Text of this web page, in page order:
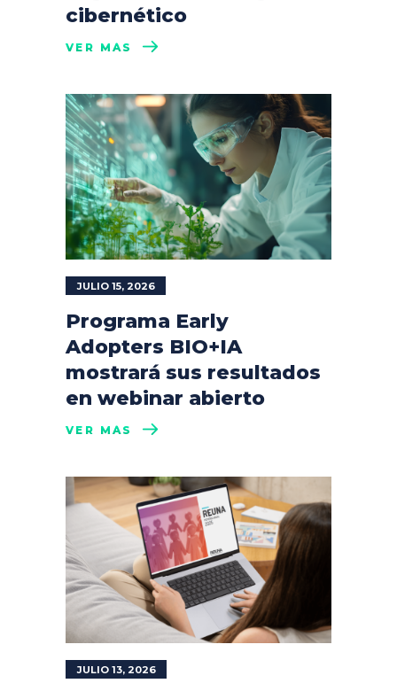
cibernético
VER MÁS
JULIO 15, 2026
Programa Early
Adopters BIO+IA
mostrará sus resultados
en webinar abierto
VER MÁS
JULIO 13, 2026